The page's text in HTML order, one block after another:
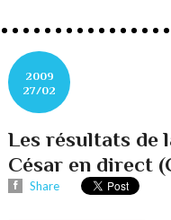
2009
27/02
Les résultats de
César en direct
Share